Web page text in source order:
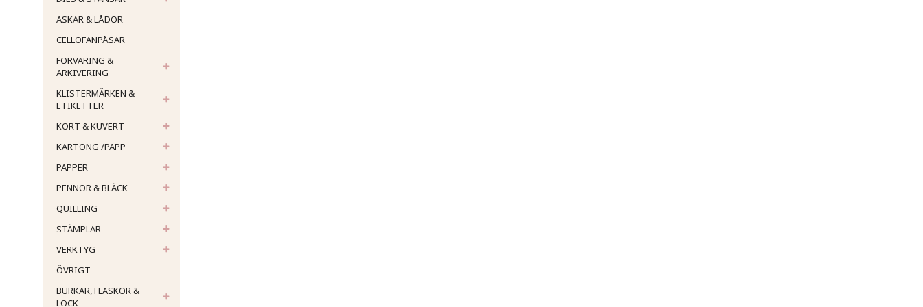
ASKAR & LÅDOR
CELLOFANPÅSAR
FÖRVARING &
ARKIVERING
KLISTERMÄRKEN &
ETIKETTER
KORT & KUVERT
KARTONG /PAPP
PAPPER
PENNOR & BLÄCK
QUILLING
STÄMPLAR
VERKTYG
ÖVRIGT
BURKAR, FLASKOR &
LOCK